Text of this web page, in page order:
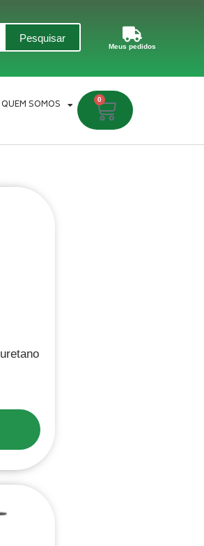
Pesquisar
Meus pedidos
QUEM SOMOS 0
Carrinho